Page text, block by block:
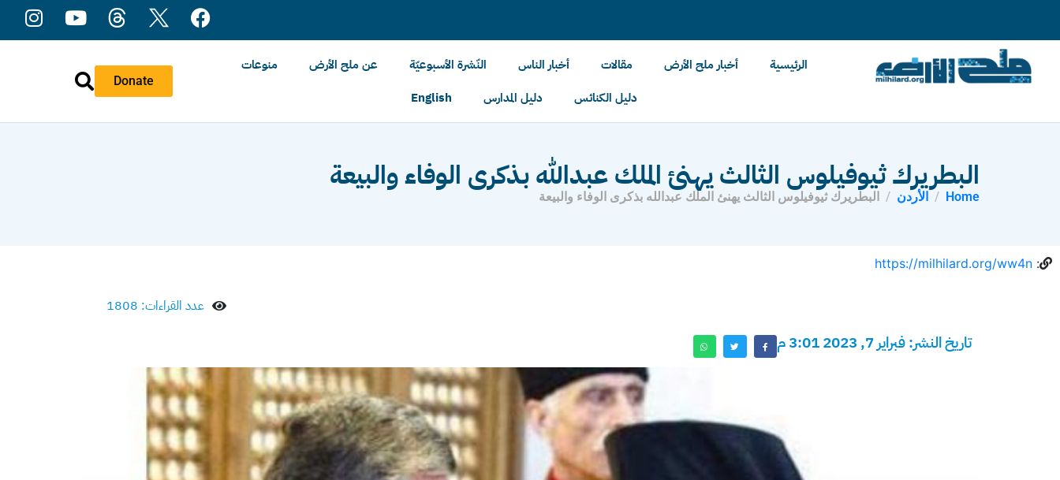
Donate
الرئيسية أخبار ملح الأرض مقالات أخبار الناس النّشرة الأسبوعيّة عن ملح الأرض
منوعات
دليل الكنائس
دليل المدارس English
البطريرك ثيوفيلوس الثالث يهنئ الملك عبدالله بذكرى الوفاء والبيعة
Home الأردن البطريرك ثيوفيلوس الثالث يهنئ الملك عبدالله بذكرى الوفاء والبيعة
:
https://milhilard.org/ww4n
عدد القراءات: 1808
تاريخ النشر: فبراير 7, 2023 3:01 م